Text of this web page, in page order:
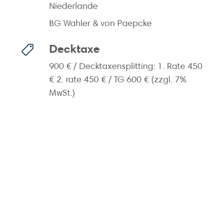
Niederlande
BG Wahler & von Paepcke
Decktaxe
900 € / Decktaxensplitting: 1. Rate 450
€ 2. rate 450 € / TG 600 € (zzgl. 7%
MwSt.)